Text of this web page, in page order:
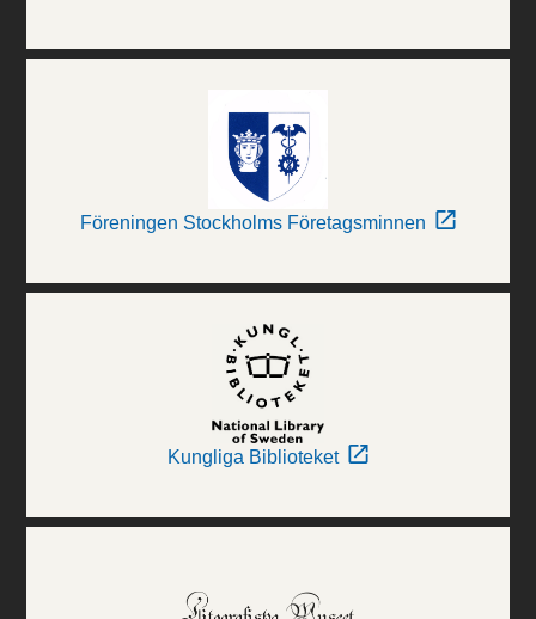
Föreningen Stockholms Företagsminnen
Kungliga Biblioteket